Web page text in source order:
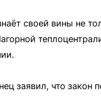
своей вины не
заявил, что закон